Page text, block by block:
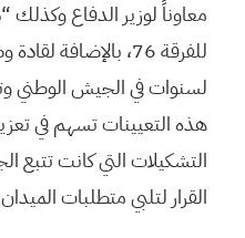
معاوناً لوزير الدفاع وكذلك
للفرقة 76،
لسنوات في الجيش الوطني
هذه التعيينات تسهم في
التشكيلات التي كانت تتبع
القرار لتلبي متطلبات